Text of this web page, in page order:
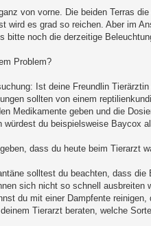
von vorne. Die beiden Terras
wird es grad so reichen. Aber im
bitte noch die derzeitige
Problem?
Ist deine Freundlin
sollten von einem
Medikamente geben und die
würdest du beispielsweise Baycox
dass du heute beim Tierarzt
solltest du beachten, dass
sich nicht so schnell
du mit einer Dampfente
Tierarzt beraten, welche